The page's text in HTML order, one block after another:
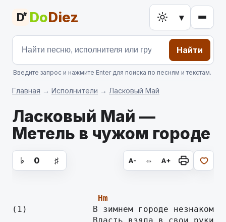
D# DoDiez ▾
Найти
Введите запрос и нажмите Enter для поиска по песням и текстам.
Главная → Исполнители → Ласковый Май
Ласковый Май —
Метель в чужом городе
аккорды для гитары, текст песни
♭ 0 ♯ A- ⇔ A+
Hm
(1)             В зимнем городе незнакомом